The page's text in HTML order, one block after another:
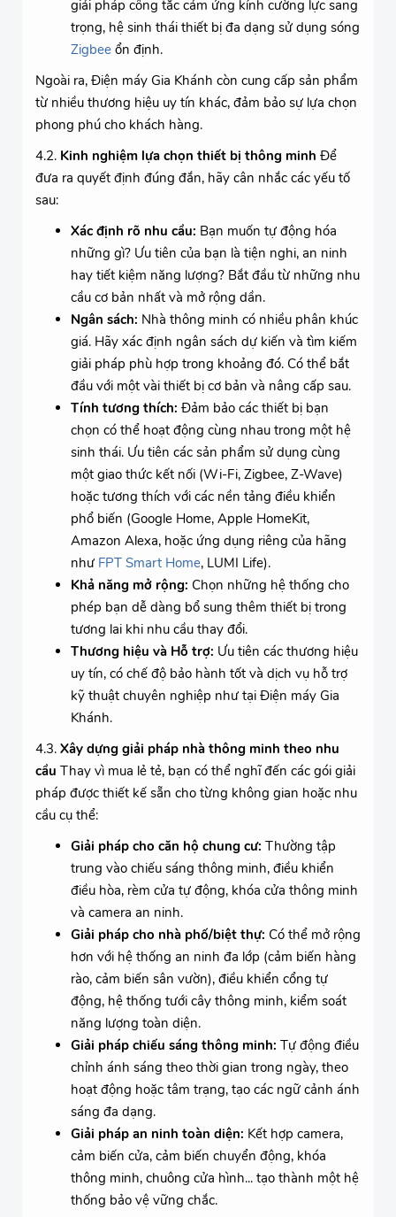
giải pháp công tắc cảm ứng kính cường lực sang
trọng, hệ sinh thái thiết bị đa dạng sử dụng sóng
Zigbee ổn định.
Ngoài ra, Điện máy Gia Khánh còn cung cấp sản phẩm
từ nhiều thương hiệu uy tín khác, đảm bảo sự lựa chọn
phong phú cho khách hàng.
4.2. Kinh nghiệm lựa chọn thiết bị thông minh Để
đưa ra quyết định đúng đắn, hãy cân nhắc các yếu tố
sau:
Xác định rõ nhu cầu: Bạn muốn tự động hóa
những gì? Ưu tiên của bạn là tiện nghi, an ninh
hay tiết kiệm năng lượng? Bắt đầu từ những nhu
cầu cơ bản nhất và mở rộng dần.
Ngân sách: Nhà thông minh có nhiều phân khúc
giá. Hãy xác định ngân sách dự kiến và tìm kiếm
giải pháp phù hợp trong khoảng đó. Có thể bắt
đầu với một vài thiết bị cơ bản và nâng cấp sau.
Tính tương thích: Đảm bảo các thiết bị bạn
chọn có thể hoạt động cùng nhau trong một hệ
sinh thái. Ưu tiên các sản phẩm sử dụng cùng
một giao thức kết nối (Wi-Fi, Zigbee, Z-Wave)
hoặc tương thích với các nền tảng điều khiển
phổ biến (Google Home, Apple HomeKit,
Amazon Alexa, hoặc ứng dụng riêng của hãng
như FPT Smart Home, LUMI Life).
Khả năng mở rộng: Chọn những hệ thống cho
phép bạn dễ dàng bổ sung thêm thiết bị trong
tương lai khi nhu cầu thay đổi.
Thương hiệu và Hỗ trợ: Ưu tiên các thương hiệu
uy tín, có chế độ bảo hành tốt và dịch vụ hỗ trợ
kỹ thuật chuyên nghiệp như tại Điện máy Gia
Khánh.
4.3. Xây dựng giải pháp nhà thông minh theo nhu
cầu Thay vì mua lẻ tẻ, bạn có thể nghĩ đến các gói giải
pháp được thiết kế sẵn cho từng không gian hoặc nhu
cầu cụ thể:
Giải pháp cho căn hộ chung cư: Thường tập
trung vào chiếu sáng thông minh, điều khiển
điều hòa, rèm cửa tự động, khóa cửa thông minh
và camera an ninh.
Giải pháp cho nhà phố/biệt thự: Có thể mở rộng
hơn với hệ thống an ninh đa lớp (cảm biến hàng
rào, cảm biến sân vườn), điều khiển cổng tự
động, hệ thống tưới cây thông minh, kiểm soát
năng lượng toàn diện.
Giải pháp chiếu sáng thông minh: Tự động điều
chỉnh ánh sáng theo thời gian trong ngày, theo
hoạt động hoặc tâm trạng, tạo các ngữ cảnh ánh
sáng đa dạng.
Giải pháp an ninh toàn diện: Kết hợp camera,
cảm biến cửa, cảm biến chuyển động, khóa
thông minh, chuông cửa hình... tạo thành một hệ
thống bảo vệ vững chắc.